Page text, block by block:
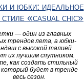
и юбки: идеальное
стиле «casual chic»
— один из главных
трендов лета, а юбки-
с высокой талией
их лучшим спутником.
как создать стильный
который будет в тренде
весь сезон.